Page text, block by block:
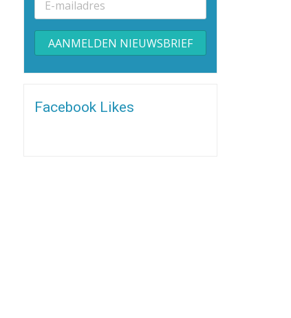
Alternative:
Facebook Likes